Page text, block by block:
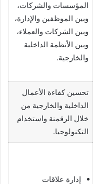
المؤسسات والشركات،
وبين الموظفين والإدارة،
وبين الشركات والعملاء،
وبين الأنظمة الداخلية
والخارجية.
تحسين كفاءة الأعمال
الداخلية والخارجية من
خلال الرقمنة واستخدام
التكنولوجيا.
إدارة علاقات